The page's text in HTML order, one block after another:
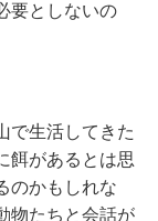
要としないの
で生活してきた
餌があるとは思
のかもしれな
物たちと会話が